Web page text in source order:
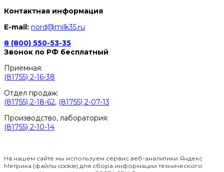
Контактная информация
E-mail: nord@milk35.ru
8 (800) 550-53-35
Звонок по РФ бесплатный
Приемная:
(81755) 2-16-38
Отдел продаж:
(81755) 2-18-62, (81755) 2-07-13
Производство, лаборатория:
(81755) 2-10-14
На нашем сайте мы используем сервис веб-аналитики Яндекс
Метрика (файлы cookie) для сбора информации технического